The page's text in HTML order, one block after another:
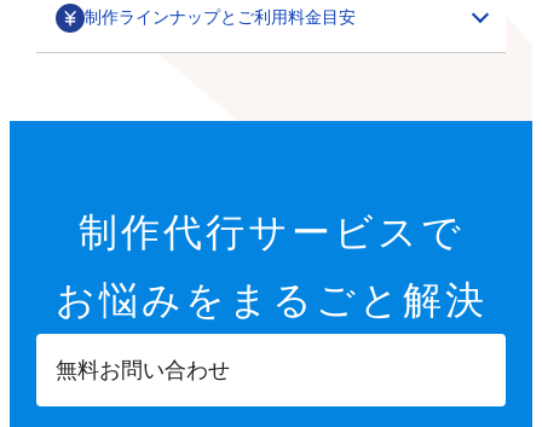
制作ラインナップとご利用料金目安
カテゴリごとの商品一覧や、季節に合わせた期間限定の
特集ページ作成を行います。
サムネイル・スライダー作成
商品ページへ誘導するサムネイルや、商品ページ内に掲
22,000円
【設定項目】
特定商取引法に基づく表示設定
配送方法入力
各8,000円～
ご要望に合わせて、部分的なデザインカスタマイズを行
※画像などの素材はオーナーさまにご用意いただきます
その他
GTMタグ設定代行
Googleタグマネージャーのタグの設計や設置を行いま
す。
制作代行サービスで
お悩みを まるごと解決
無料お問い合わせ